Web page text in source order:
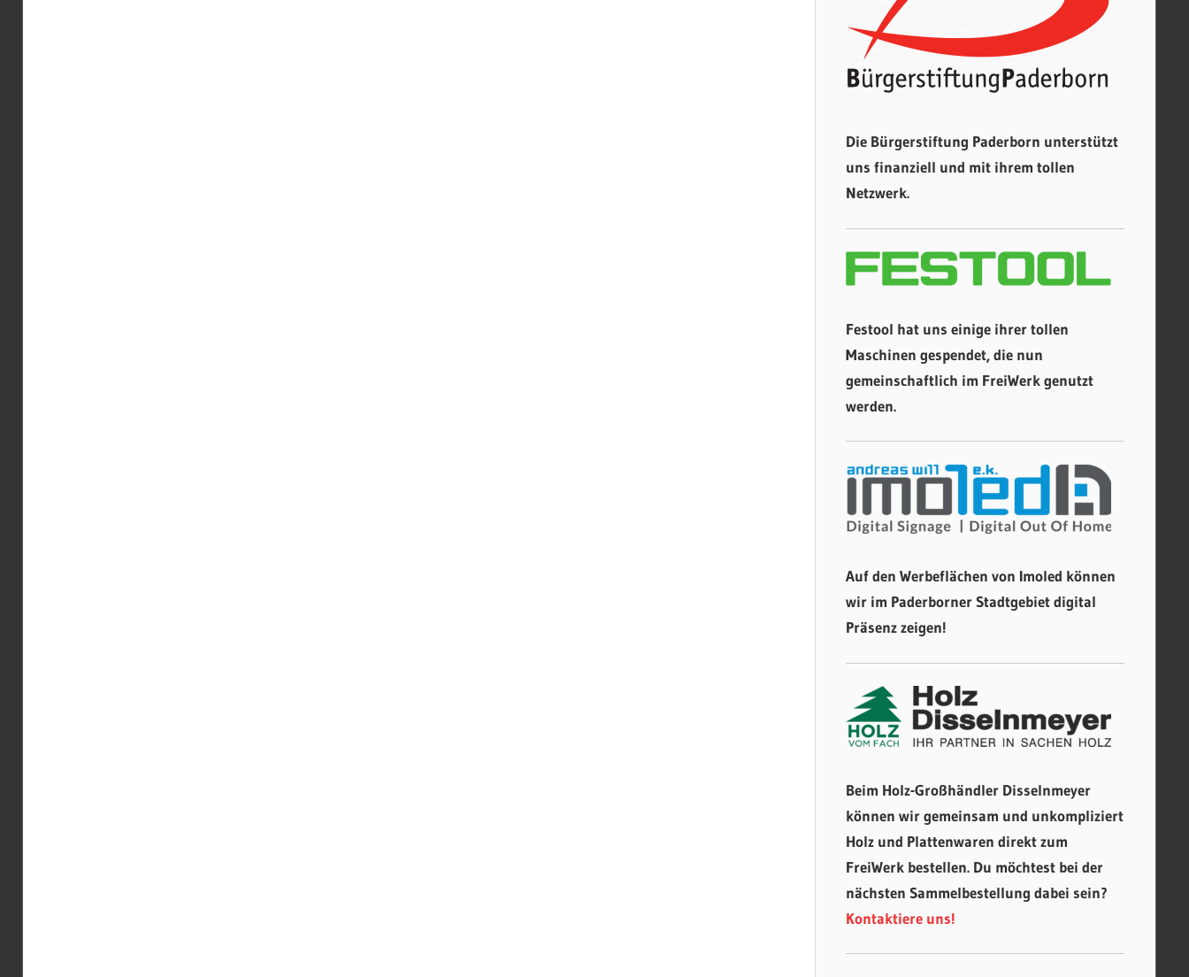
Die Bürgerstiftung Paderborn unterstützt
uns finanziell und mit ihrem tollen
Netzwerk.
Festool hat uns einige ihrer tollen
Maschinen gespendet, die nun
gemeinschaftlich im FreiWerk genutzt
werden.
Auf den Werbeflächen von Imoled können
wir im Paderborner Stadtgebiet digital
Präsenz zeigen!
Beim Holz-Großhändler Disselnmeyer
können wir gemeinsam und unkompliziert
Holz und Plattenwaren direkt zum
FreiWerk bestellen. Du möchtest bei der
nächsten Sammelbestellung dabei sein?
Kontaktiere uns!